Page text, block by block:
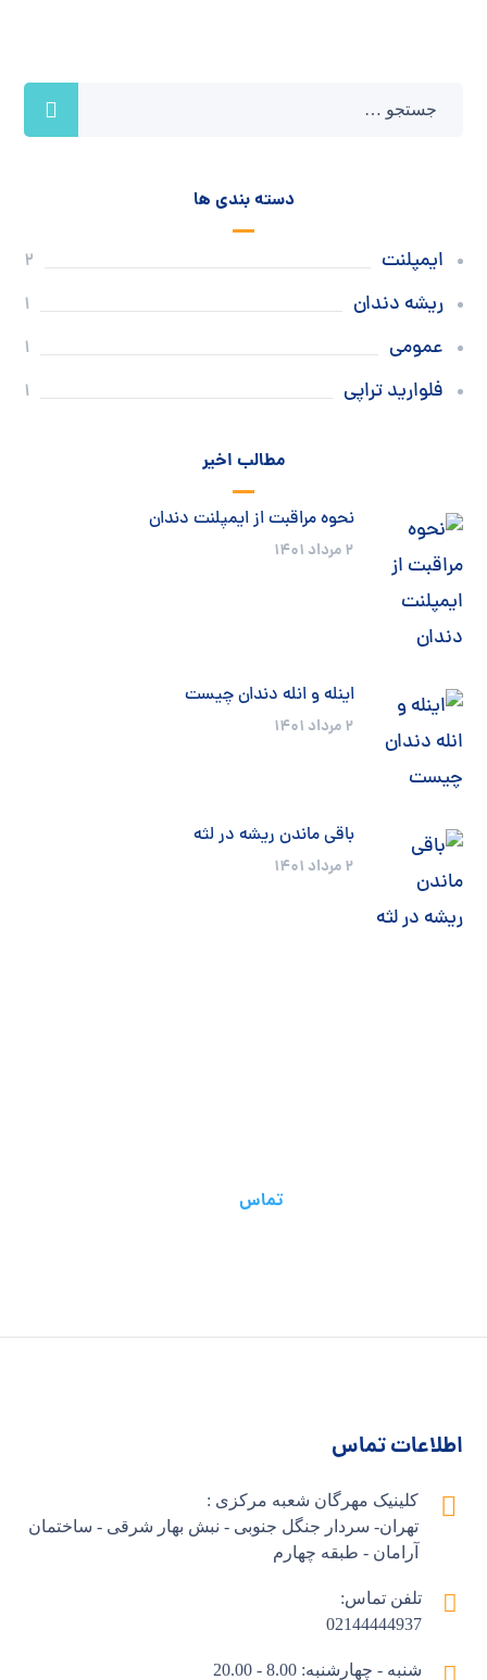
دسته بندی ها
ایمپلنت 2
ریشه دندان 1
عمومی 1
فلوارید تراپی 1
مطالب اخیر
نحوه مراقبت از ایمپلنت دندان
2 مرداد 1401
اینله و انله دندان چیست
2 مرداد 1401
باقی ماندن ریشه در لثه
2 مرداد 1401
تماس
اطلاعات تماس
کلینیک مهرگان شعبه مرکزی :
تهران- سردار جنگل جنوبی - نبش بهار شرقی - ساختمان
آرامان - طبقه چهارم
تلفن تماس:
02144444937
شنبه - چهارشنبه: 8.00 - 20.00